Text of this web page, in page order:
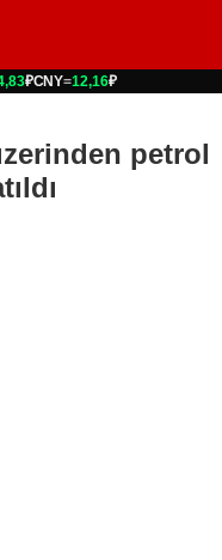
₽CNY=12,16₽
petrol